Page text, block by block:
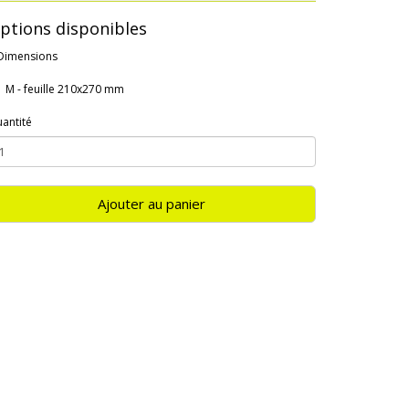
disponibles
M - feuille 210x270 mm
Ajouter au panier